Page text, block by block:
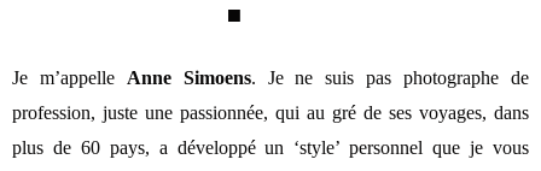
Je m’appelle Anne Simoens. Je ne suis pas photographe de
profession, juste une passionnée, qui au gré de ses voyages, dans
plus de 60 pays, a développé un ‘style’ personnel que je vous